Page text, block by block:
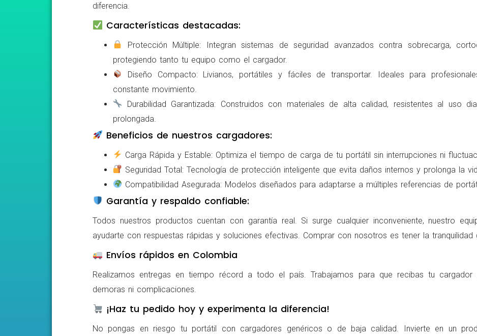
diferencia.
Características destacadas:
Protección Múltiple: Integran sistemas de seguridad avanzados contra sobrecarga,
protegiendo tanto tu equipo como el cargador.
Diseño Compacto: Livianos, portátiles y fáciles de transportar. Ideales para
constante movimiento.
Durabilidad Garantizada: Construidos con materiales de alta calidad, resistentes al uso
prolongada.
Beneficios de nuestros cargadores:
Carga Rápida y Estable: Optimiza el tiempo de carga de tu portátil sin interrupciones ni
Seguridad Total: Tecnología de protección inteligente que evita daños internos y prolonga la
Compatibilidad Asegurada: Modelos diseñados para adaptarse a múltiples referencias de
Garantía y respaldo confiable:
Todos nuestros productos cuentan con garantía real. Si surge cualquier inconveniente, nuestro
ayudarte con respuestas rápidas y soluciones efectivas. Comprar con nosotros es tener la tranquilidad
Envíos rápidos en Colombia
Realizamos entregas en tiempo récord a todo el país. Trabajamos para que recibas tu
demoras ni complicaciones.
¡Haz tu pedido hoy y experimenta la diferencia!
No pongas en riesgo tu portátil con cargadores genéricos o de baja calidad. Invierte en un